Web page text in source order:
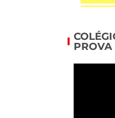
PROVA